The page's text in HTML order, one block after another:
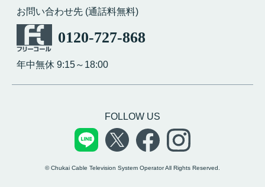
お問い合わせ先 (通話料無料)
0120-727-868
年中無休 9:15～18:00
FOLLOW US
© Chukai Cable Television System Operator All Rights Reserved.